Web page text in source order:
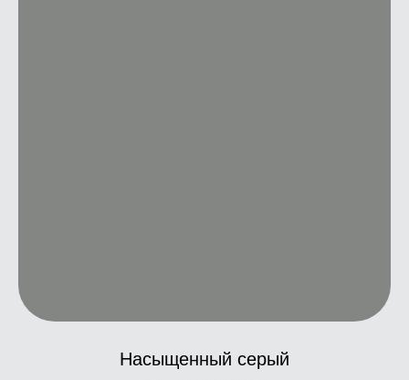
Насыщенный серый